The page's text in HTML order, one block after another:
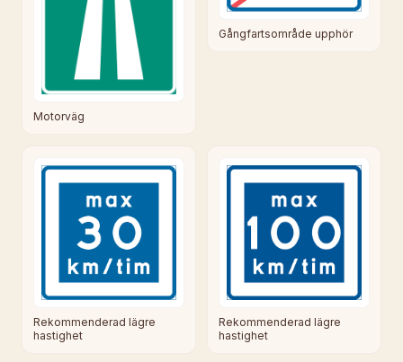
Motorväg
Gångfartsområde upphör
Rekommenderad lägre
hastighet
Rekommenderad lägre
hastighet